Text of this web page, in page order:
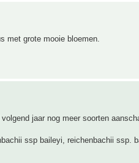
met grote mooie bloemen.
jaar nog meer soorten
ssp baileyi, reichenbachii ssp.